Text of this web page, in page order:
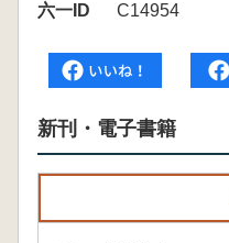
六一ID
C14954
新刊・電子書籍